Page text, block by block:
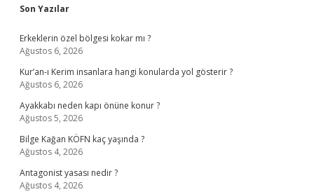
Sidebar
Son Yazılar
Erkeklerin özel bölgesi kokar mı ?
Ağustos 6, 2026
Kur’an-ı Kerim insanlara hangi konularda yol gösterir ?
Ağustos 6, 2026
Ayakkabı neden kapı önüne konur ?
Ağustos 5, 2026
Bilge Kağan KÖFN kaç yaşında ?
Ağustos 4, 2026
Antagonist yasası nedir ?
Ağustos 4, 2026